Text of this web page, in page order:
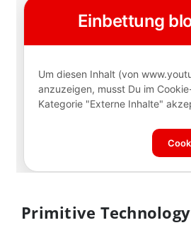
Primitive Technology